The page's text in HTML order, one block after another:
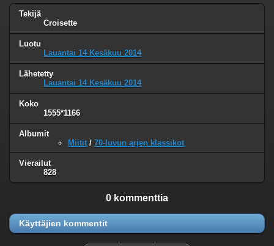
Tekijä
Croisette
Luotu
Lauantai 14 Kesäkuu 2014
Lähetetty
Lauantai 14 Kesäkuu 2014
Koko
1555*1166
Albumit
Miitit / 70-luvun arjen klassikot
Vierailut
828
0 kommenttia
Käyttäjien kommentit